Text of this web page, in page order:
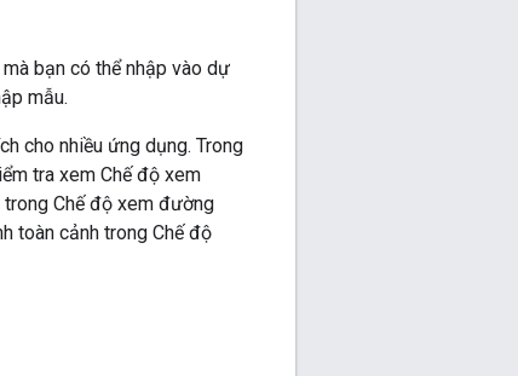
bạn có thể nhập vào dự
mẫu.
cho nhiều ứng dụng. Trong
tra xem Chế độ xem
Chế độ xem đường
toàn cảnh trong Chế độ